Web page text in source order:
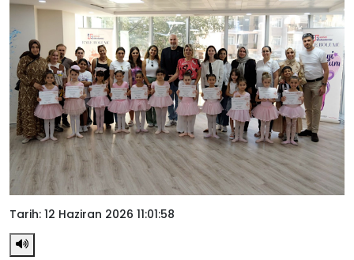
Tarih: 12 Haziran 2026 11:01:58